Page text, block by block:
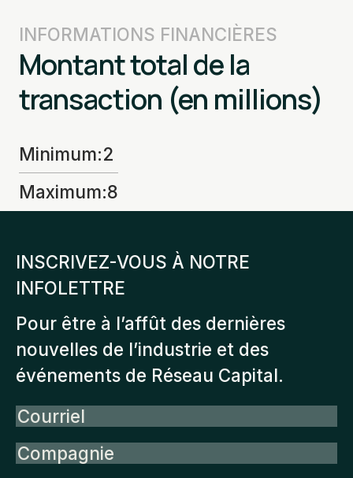
INFORMATIONS FINANCIÈRES
Montant total de la
transaction (en millions)
Minimum:2
Maximum:8
INSCRIVEZ-VOUS À NOTRE
INFOLETTRE
Pour être à l’affût des dernières
nouvelles de l’industrie et des
événements de Réseau Capital.
Courriel
Compagnie